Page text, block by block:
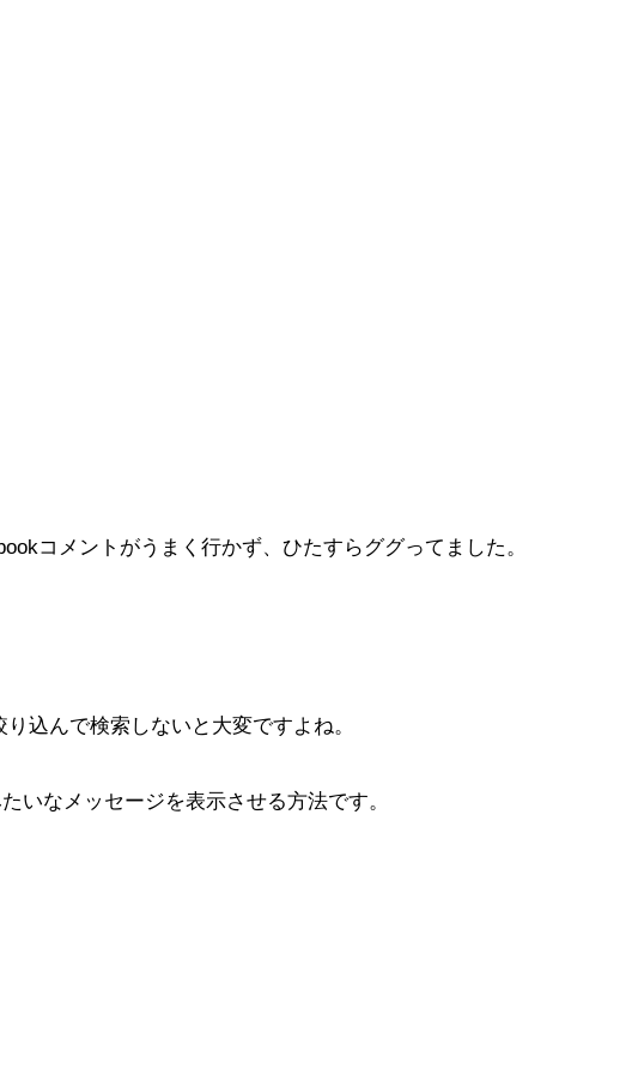
コメントがうまく行かず、ひたすらググってました。
込んで検索しないと大変ですよね。
いなメッセージを表示させる方法です。